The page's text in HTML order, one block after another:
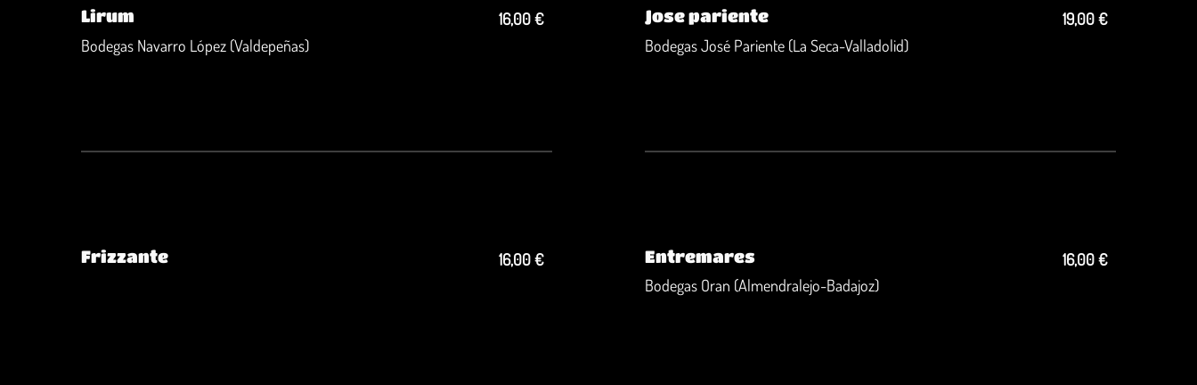
Lirum
Bodegas Navarro López (Valdepeñas)
16,00 € Jose pariente
Bodegas José Pariente (La Seca-Valladolid)
19,00 €
Frizzante 16,00 € Entremares
Bodegas Oran (Almendralejo-Badajoz)
16,00 €